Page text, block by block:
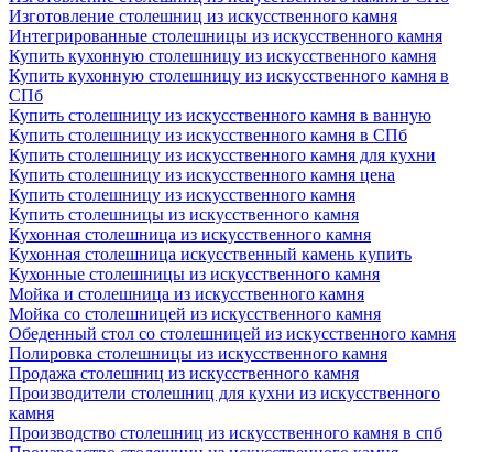
Изготовление столешниц из искусственного камня
Интегрированные столешницы из искусственного камня
Купить кухонную столешницу из искусственного камня
Купить кухонную столешницу из искусственного камня в
СПб
Купить столешницу из искусственного камня в ванную
Купить столешницу из искусственного камня в СПб
Купить столешницу из искусственного камня для кухни
Купить столешницу из искусственного камня цена
Купить столешницу из искусственного камня
Купить столешницы из искусственного камня
Кухонная столешница из искусственного камня
Кухонная столешница искусственный камень купить
Кухонные столешницы из искусственного камня
Мойка и столешница из искусственного камня
Мойка со столешницей из искусственного камня
Обеденный стол со столешницей из искусственного камня
Полировка столешницы из искусственного камня
Продажа столешниц из искусственного камня
Производители столешниц для кухни из искусственного
камня
Производство столешниц из искусственного камня в спб